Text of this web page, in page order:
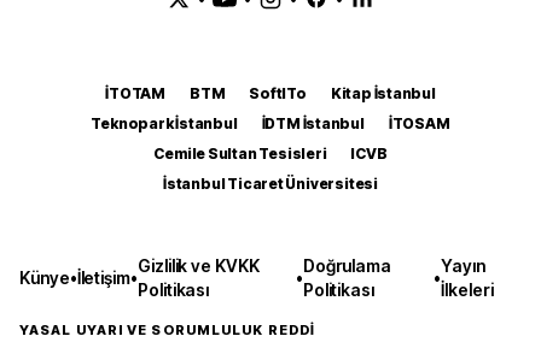
İTOTAM BTM SoftITo
Kitap İstanbul
Teknopark İstanbul
İDTM İstanbul
İTOSAM
Cemile Sultan Tesisleri
ICVB
İstanbul Ticaret Üniversitesi
Künye•İletişim•
Gizlilik ve KVKK
Politikası
•
Doğrulama
Politikası
•
Yayın
İlkeleri
YASAL UYARI VE SORUMLULUK REDDİ